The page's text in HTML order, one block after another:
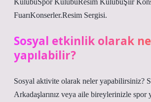
KulübüSpor KulübüResim KulübüŞiir
FuarıKonserler.Resim Sergisi.
Sosyal etkinlik olarak
yapılabilir?
Sosyal aktivite olarak neler yapabilirsiniz?
Arkadaşlarınız veya aile bireylerinizle